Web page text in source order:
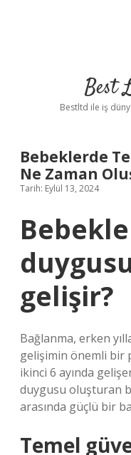
Best
Bestltd ile iş
Bebeklerde
Ne Zaman
Tarih: Eylül 13, 2024
gelişir?
Bağlanma, erken
gelişimin önemli bir
ikinci 6 ayında
duygusu oluşturan
arasında güçlü bir
Temel